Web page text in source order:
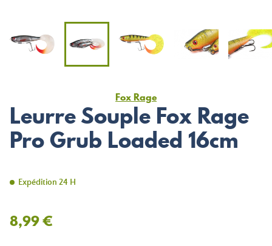
Fox Rage
Leurre Souple Fox Rage
Pro Grub Loaded 16cm
Expédition 24 H
8,99 €